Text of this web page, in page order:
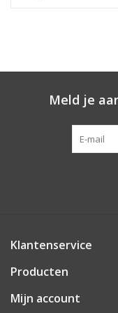
Meld je
Klantenservice
Producten
Mijn account